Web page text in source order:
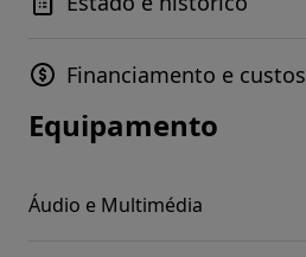
Financiamento e custos
Equipamento
Áudio e Multimédia